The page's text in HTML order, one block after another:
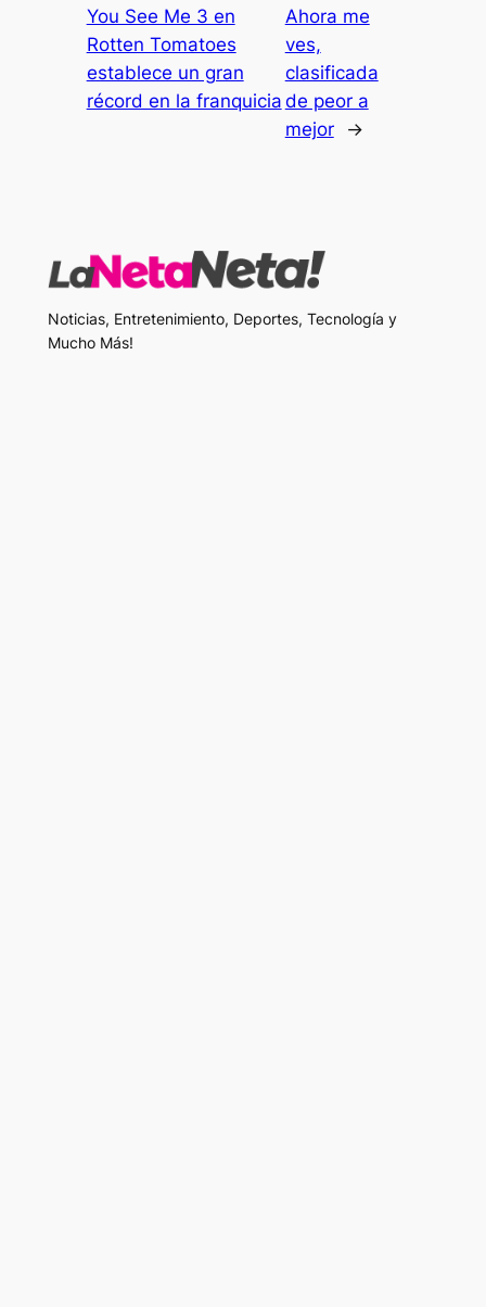
You See Me 3 en
Rotten Tomatoes
establece un gran
récord en la franquicia
Ahora me
ves,
clasificada
de peor a
mejor
→
Noticias, Entretenimiento, Deportes, Tecnología y
Mucho Más!